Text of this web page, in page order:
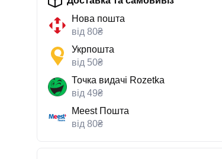
Нова пошта
від 80₴
Укрпошта
від 50₴
Точка видачі Rozetka
від 49₴
Meest Пошта
від 80₴